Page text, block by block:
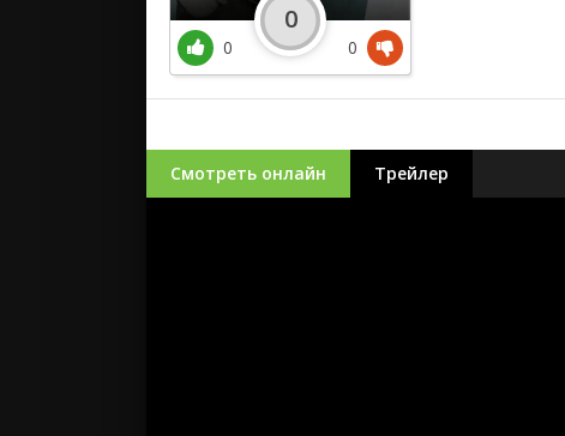
0
0
0
Смотреть онлайн Трейлер